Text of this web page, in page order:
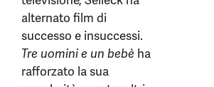
alternato film di
successo e insuccessi.
Tre uomini e un bebè ha
rafforzato la sua